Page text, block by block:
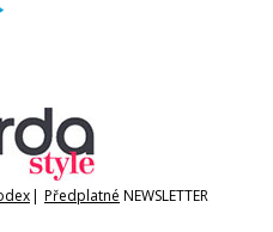
| Předplatné NEWSLETTER